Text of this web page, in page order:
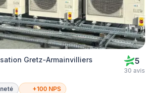
Gretz-Armainvilliers 5
30 avis
+100 NPS